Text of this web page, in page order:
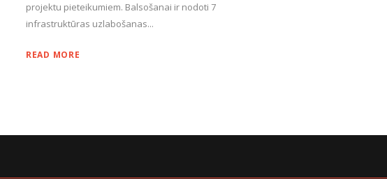
projektu pieteikumiem. Balsošanai ir nodoti 7
infrastruktūras uzlabošanas...
READ MORE